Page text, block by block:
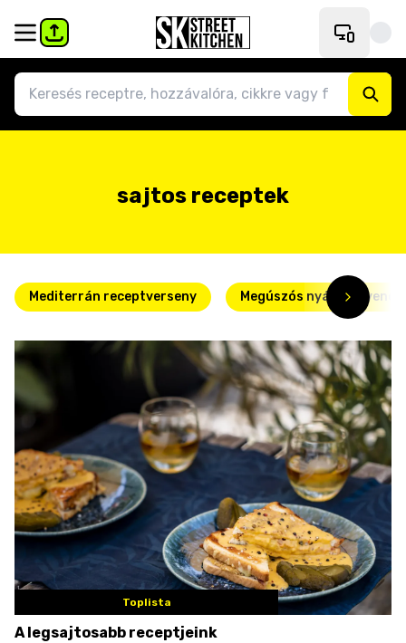
sajtos receptek
Mediterrán receptverseny Megúszós nyári
Toplista
A legsajtosabb receptjeink